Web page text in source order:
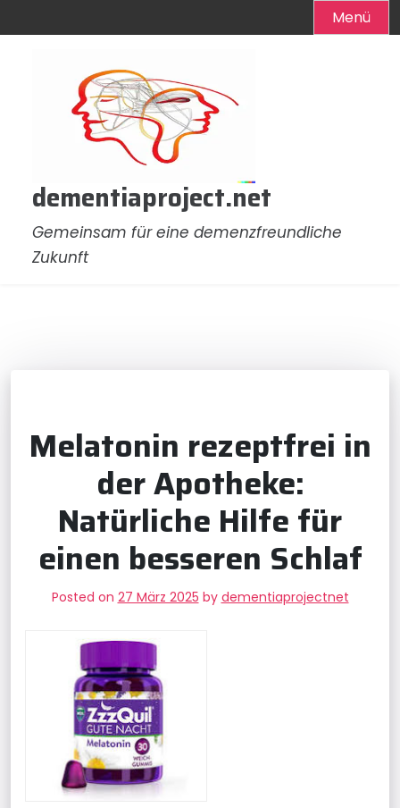
Menü
dementiaproject.net
Gemeinsam für eine demenzfreundliche
Zukunft
Melatonin rezeptfrei in
der Apotheke:
Natürliche Hilfe für
einen besseren Schlaf
Posted on 27 März 2025 by dementiaprojectnet